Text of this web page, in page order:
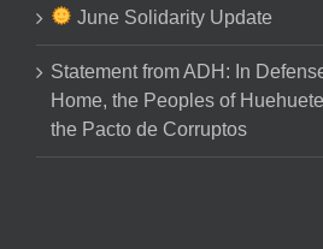
June Solidarity Update
Statement from ADH: In
Home, the Peoples of
the Pacto de Corruptos